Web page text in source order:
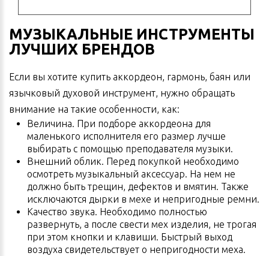
МУЗЫКАЛЬНЫЕ ИНСТРУМЕНТЫ
ЛУЧШИХ БРЕНДОВ
Если вы хотите купить аккордеон, гармонь, баян или
язычковый духовой инструмент, нужно обращать
внимание на такие особенности, как:
Величина. При подборе аккордеона для
маленького исполнителя его размер лучше
выбирать с помощью преподавателя музыки.
Внешний облик. Перед покупкой необходимо
осмотреть музыкальный аксессуар. На нем не
должно быть трещин, дефектов и вмятин. Также
исключаются дырки в мехе и непригодные ремни.
Качество звука. Необходимо полностью
развернуть, а после свести мех изделия, не трогая
при этом кнопки и клавиши. Быстрый выход
воздуха свидетельствует о непригодности меха.